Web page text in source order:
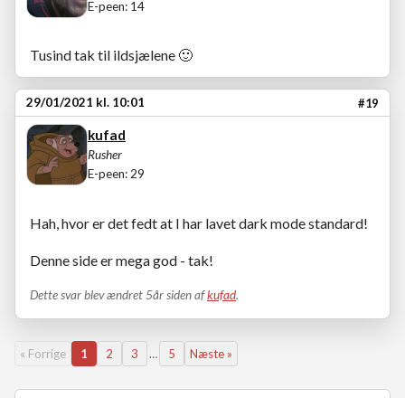
E-peen: 14
Tusind tak til ildsjælene 🙂
29/01/2021 kl. 10:01 #19
kufad
Rusher
E-peen: 29
Hah, hvor er det fedt at I har lavet dark mode standard!
Denne side er mega god - tak!
Dette svar blev ændret 5år siden afkufad.
« Forrige 1 2 3 … 5 Næste »